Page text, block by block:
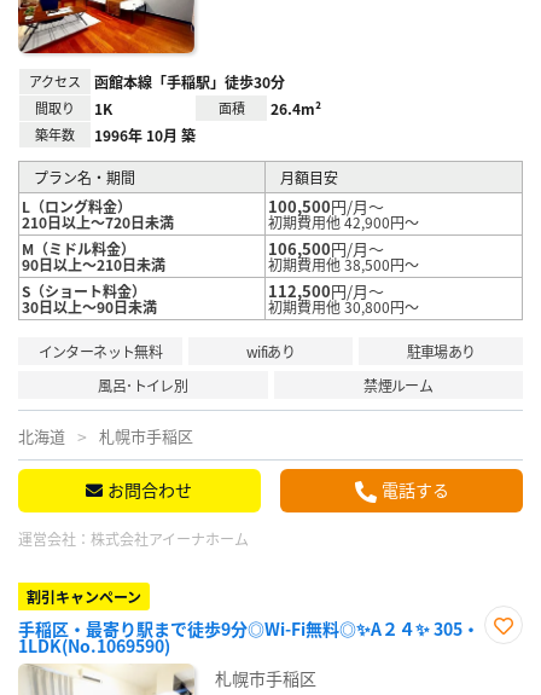
アクセス 函館本線「手稲駅」徒歩30分
間取り 1K 面積 26.4m²
築年数 1996年 10月 築
プラン名・期間
月額目安
L（ロング料金）
210日以上～720日未満
100,500円/月～
初期費用他 42,900円～
M（ミドル料金）
90日以上～210日未満
106,500円/月～
初期費用他 38,500円～
S（ショート料金）
30日以上～90日未満
112,500円/月～
初期費用他 30,800円～
インターネット無料 wifiあり
駐車場あり
風呂･トイレ別
禁煙ルーム
北海道 札幌市手稲区
お問合わせ 電話する
運営会社： 株式会社アイーナホーム
割引キャンペーン
手稲区・最寄り駅まで徒歩9分◎Wi-Fi無料◎✨A２４✨ 305・
1LDK(No.1069590)
札幌市手稲区